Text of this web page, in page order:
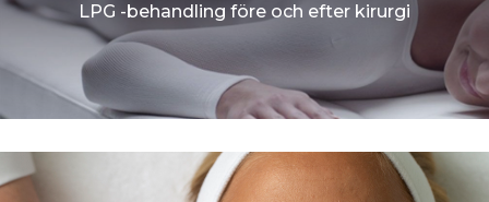
LPG -behandling före och efter kirurgi